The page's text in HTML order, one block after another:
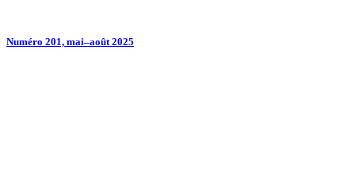
Numéro 201, mai–août 2025